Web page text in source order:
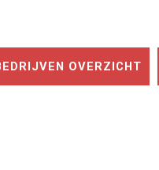
OVERZICHT